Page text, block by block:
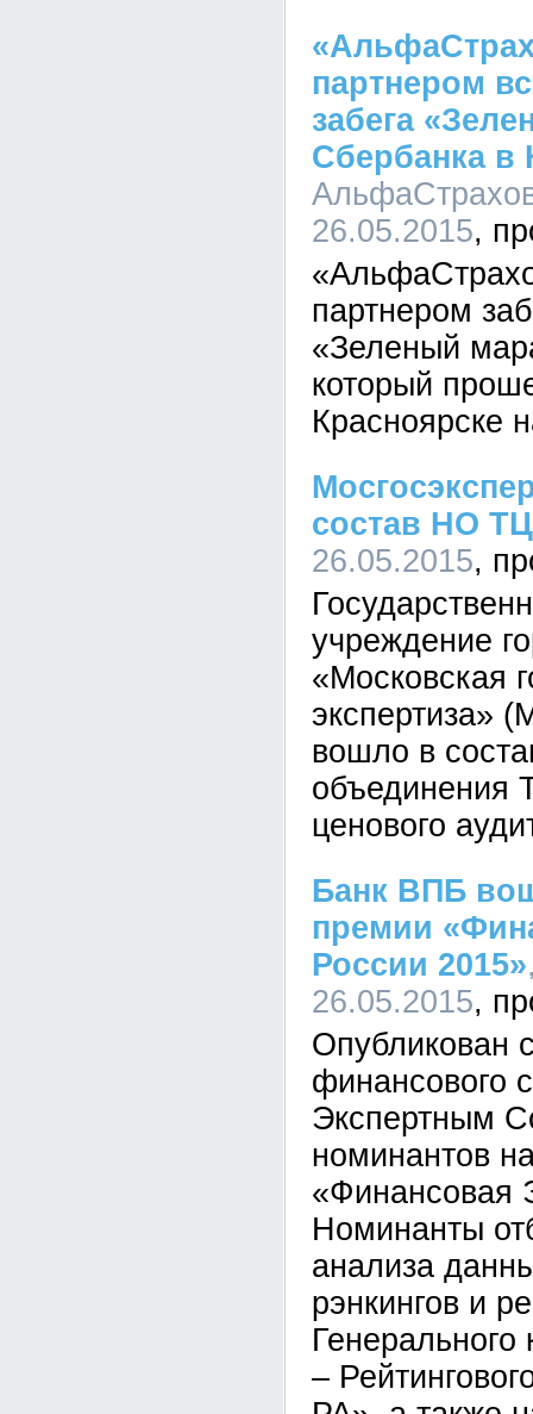
партнером
забега
Сбербанка в
26.05.2015
партнером
«Зеленый
который
Красноярске
состав НО
26.05.2015
учреждение
«Московская
экспертиза»
вошло в
объединения
ценового
Банк ВПБ
премии
России 2015»
26.05.2015
Опубликован
финансового
Экспертным
номинантов
«Финансовая
Номинанты
анализа
рэнкингов и
Генерального
–